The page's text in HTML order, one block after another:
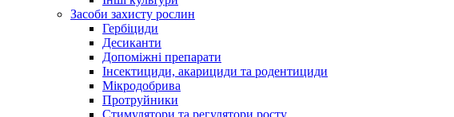
Засоби захисту рослин
Гербіциди
Десиканти
Допоміжні препарати
Інсектициди, акарициди та родентициди
Мікродобрива
Протруйники
Стимулятори та регулятори росту